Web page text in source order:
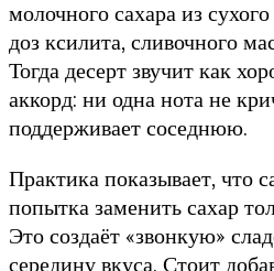
молочного сахара из
доз ксилита, сливочного
Тогда десерт звучит как
аккорд: ни одна нота не
поддерживает соседнюю.
Практика показывает, что
попытка заменить сахар
Это создаёт «звонкую»
середину вкуса. Стоит